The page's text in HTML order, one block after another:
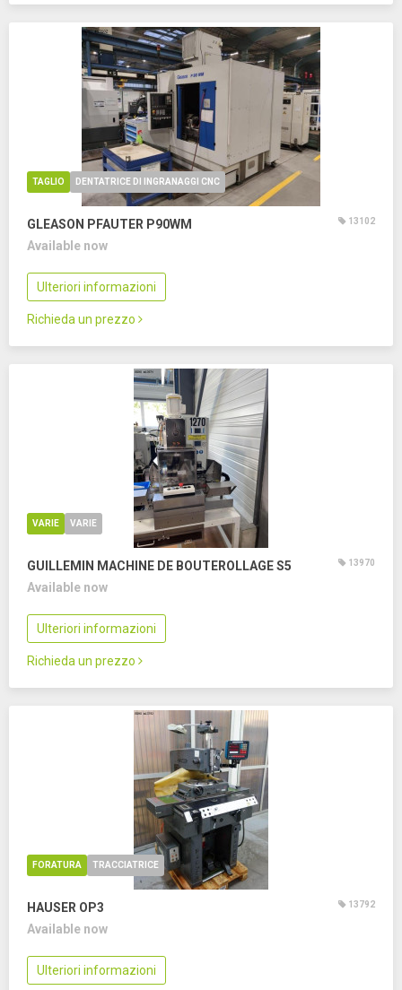
TAGLIO DENTATRICE DI INGRANAGGI CNC
GLEASON PFAUTER P90WM 13102
Available now
Ulteriori informazioni
Richieda un prezzo
VARIE VARIE
GUILLEMIN MACHINE DE BOUTEROLLAGE S5 13970
Available now
Ulteriori informazioni
Richieda un prezzo
FORATURA TRACCIATRICE
HAUSER OP3 13792
Available now
Ulteriori informazioni